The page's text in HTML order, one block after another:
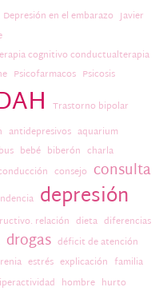
Depresión en el embarazo Javier
cognitivo conductualterapia
Psicofarmacos Psicosis
Trastorno bipolar
antidepresivos aquarium
bebé biberón charla
consejo consulta
depresión
relación dieta diferencias
drogas déficit de atención
estrés explicación familia
hombre hurto